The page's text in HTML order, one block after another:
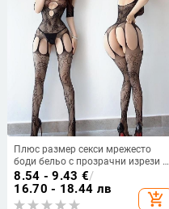
Плюс размер секси мрежесто
боди бельо с прозрачни изрези и
чорапи
8.54 - 9.43 €/
16.70 - 18.44 лв
add_shopping_cart